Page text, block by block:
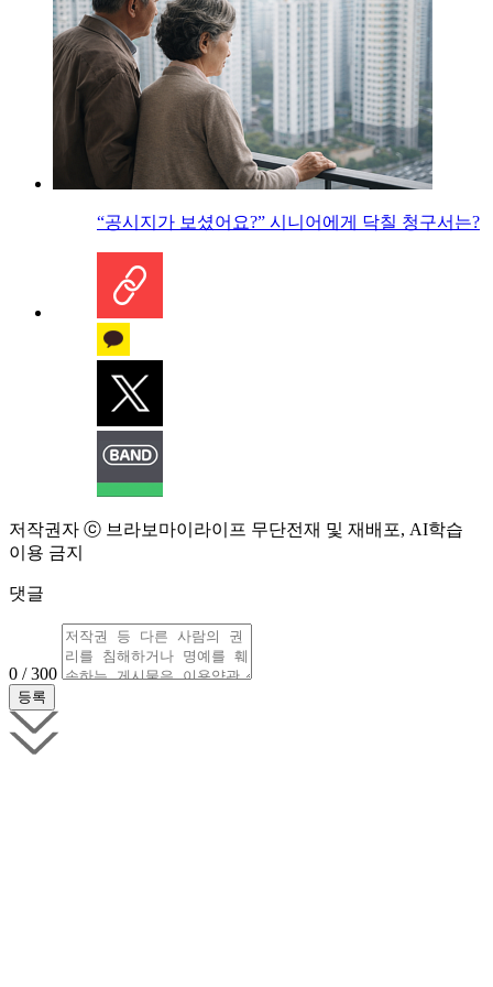
“공시지가 보셨어요?” 시니어에게 닥칠 청구서는?
저작권자 ⓒ 브라보마이라이프 무단전재 및 재배포, AI학습
이용 금지
댓글
0 / 300